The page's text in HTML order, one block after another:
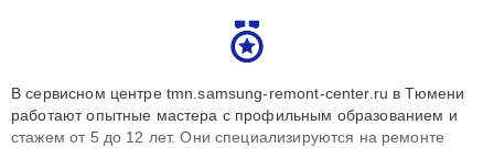
В сервисном центре tmn.samsung-remont-center.ru в Тюмени
работают опытные мастера с профильным образованием и
стажем от 5 до 12 лет. Они специализируются на ремонте